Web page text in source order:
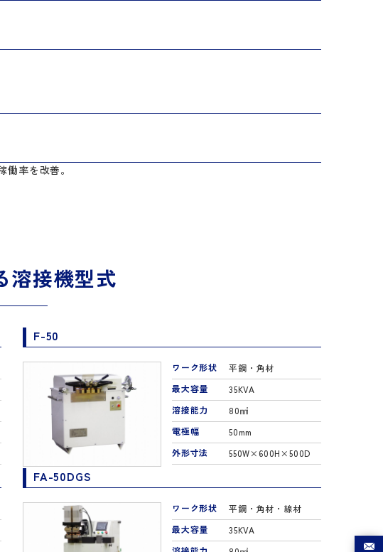
率を改善。
溶接機型式
F-50
ワーク形状
平鋼・角材
最大容量
35KVA
溶接能力
80㎟
電極幅
50mm
外形寸法
550W×600H×500D
FA-50DGS
ワーク形状
平鋼・角材・線材
最大容量
35KVA